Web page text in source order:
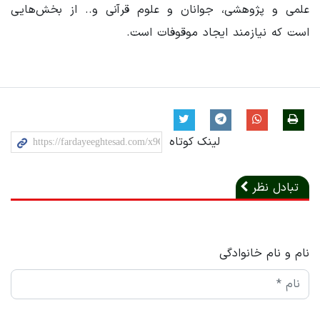
علمی و پژوهشی، جوانان و علوم قرآنی و.. از بخش‌هایی
است که نیازمند ایجاد موقوفات است.
لینک کوتاه
تبادل نظر
نام و نام خانوادگی